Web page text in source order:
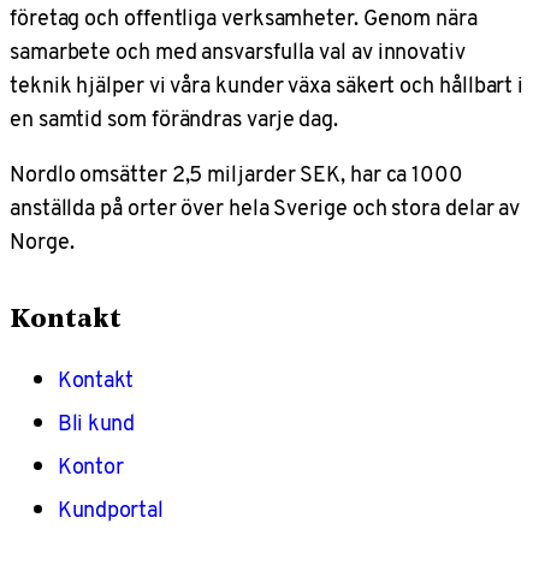
företag och offentliga verksamheter. Genom nära
samarbete och med ansvarsfulla val av innovativ
teknik hjälper vi våra kunder växa säkert och hållbart i
en samtid som förändras varje dag.
Nordlo omsätter 2,5 miljarder SEK, har ca 1000
anställda på orter över hela Sverige och stora delar av
Norge.
Kontakt
Kontakt
Bli kund
Kontor
Kundportal